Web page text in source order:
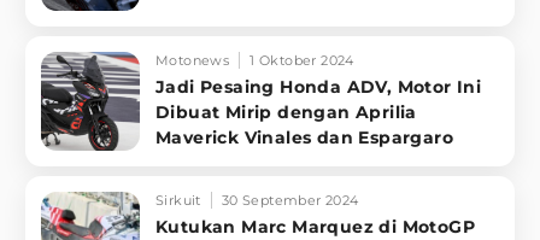
Motonews 1 Oktober 2024
Jadi Pesaing Honda ADV, Motor Ini
Dibuat Mirip dengan Aprilia
Maverick Vinales dan Espargaro
Sirkuit 30 September 2024
Kutukan Marc Marquez di MotoGP